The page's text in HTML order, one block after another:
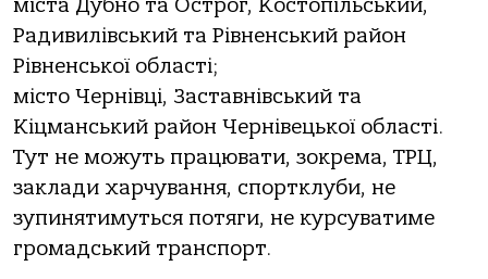
міста Дубно та Острог, Костопільський,
Радивилівський та Рівненський район
Рівненської області;
місто Чернівці, Заставнівський та
Кіцманський район Чернівецької області.
Тут не можуть працювати, зокрема, ТРЦ,
заклади харчування, спортклуби, не
зупинятимуться потяги, не курсуватиме
громадський транспорт.